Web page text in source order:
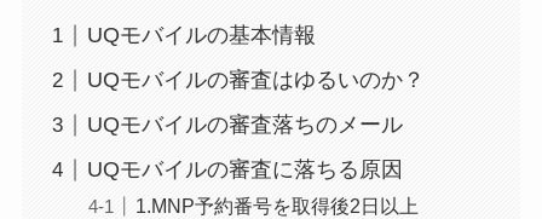
UQモバイルの基本情報
UQモバイルの審査はゆるいのか？
UQモバイルの審査落ちのメール
UQモバイルの審査に落ちる原因
1.MNP予約番号を取得後2日以上